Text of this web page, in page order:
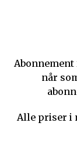
når
Alle priser i